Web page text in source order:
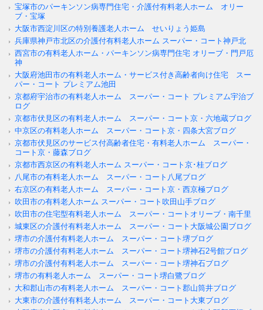
宝塚市のパーキンソン病専門住宅・介護付有料老人ホーム オリー
ブ・宝塚
大阪市西淀川区の特別養護老人ホーム せいりょう姫島
兵庫県神戸市北区の介護付有料老人ホーム スーパー・コート神戸北
西宮市の有料老人ホーム・パーキンソン病専門住宅 オリーブ・門戸厄
神
大阪府池田市の有料老人ホーム・サービス付き高齢者向け住宅 スー
パー・コート プレミアム池田
京都府宇治市の有料老人ホーム スーパー・コート プレミアム宇治ブ
ログ
京都市伏見区の有料老人ホーム スーパー・コート京・六地蔵ブログ
中京区の有料老人ホーム スーパー・コート京・四条大宮ブログ
京都市伏見区のサービス付高齢者住宅・有料老人ホーム スーパー・
コート京・藤森ブログ
京都市西京区の有料老人ホーム スーパー・コート京･桂ブログ
八尾市の有料老人ホーム スーパー・コート八尾ブログ
右京区の有料老人ホーム スーパー・コート京・西京極ブログ
吹田市の有料老人ホーム スーパー・コート吹田山手ブログ
吹田市の住宅型有料老人ホーム スーパー・コートオリーブ・南千里
城東区の介護付有料老人ホーム スーパー・コート大阪城公園ブログ
堺市の介護付有料老人ホーム スーパー・コート堺ブログ
堺市の介護付有料老人ホーム スーパー・コート堺神石2号館ブログ
堺市の介護付有料老人ホーム スーパー・コート堺神石ブログ
堺市の有料老人ホーム スーパー・コート堺白鷺ブログ
大和郡山市の有料老人ホーム スーパー・コート郡山筒井ブログ
大東市の介護付有料老人ホーム スーパー・コート大東ブログ